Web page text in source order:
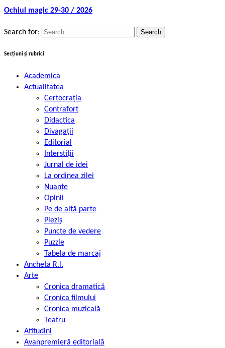
Ochiul magic 29-30 / 2026
Search for:
Secțiuni și rubrici
Academica
Actualitatea
Certocrația
Contrafort
Didactica
Divagații
Editorial
Interstiții
Jurnal de idei
La ordinea zilei
Nuanțe
Opinii
Pe de altă parte
Pieziș
Puncte de vedere
Puzzle
Tabela de marcaj
Ancheta R.l.
Arte
Cronica dramatică
Cronica filmului
Cronica muzicală
Teatru
Atitudini
Avanpremieră editorială